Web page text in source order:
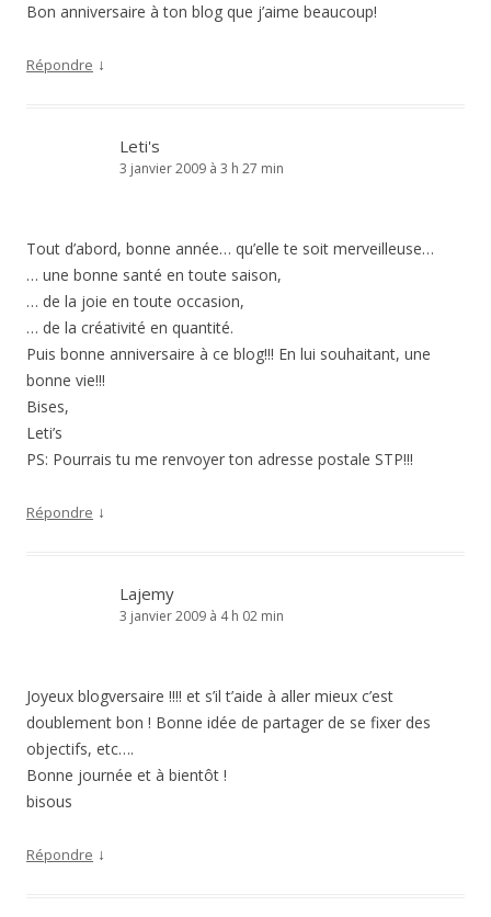
Bon anniversaire à ton blog que j’aime beaucoup!
Répondre ↓
Leti's
3 janvier 2009 à 3 h 27 min
Tout d’abord, bonne année… qu’elle te soit merveilleuse…
… une bonne santé en toute saison,
… de la joie en toute occasion,
… de la créativité en quantité.
Puis bonne anniversaire à ce blog!!! En lui souhaitant, une
bonne vie!!!
Bises,
Leti’s
PS: Pourrais tu me renvoyer ton adresse postale STP!!!
Répondre ↓
Lajemy
3 janvier 2009 à 4 h 02 min
Joyeux blogversaire !!!! et s’il t’aide à aller mieux c’est
doublement bon ! Bonne idée de partager de se fixer des
objectifs, etc….
Bonne journée et à bientôt !
bisous
Répondre ↓